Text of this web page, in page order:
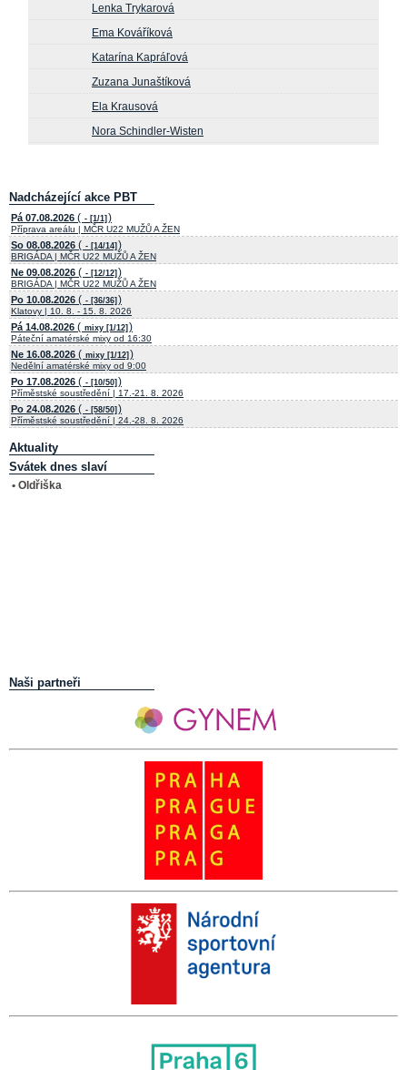
Lenka Trykarová
Ema Kováříková
Katarína Kapráľová
Zuzana Junaštíková
Ela Krausová
Nora Schindler-Wisten
Nadcházející akce PBT
Pá 07.08.2026 ( - [1/1] )
Příprava areálu | MČR U22 MUŽŮ A ŽEN
So 08.08.2026 ( - [14/14] )
BRIGÁDA | MČR U22 MUŽŮ A ŽEN
Ne 09.08.2026 ( - [12/12] )
BRIGÁDA | MČR U22 MUŽŮ A ŽEN
Po 10.08.2026 ( - [36/36] )
Klatovy | 10. 8. - 15. 8. 2026
Pá 14.08.2026 ( mixy [1/12] )
Páteční amatérské mixy od 16:30
Ne 16.08.2026 ( mixy [1/12] )
Nedělní amatérské mixy od 9:00
Po 17.08.2026 ( - [10/50] )
Příměstské soustředění | 17.-21. 8. 2026
Po 24.08.2026 ( - [58/50] )
Příměstské soustředění | 24.-28. 8. 2026
Aktuality
Svátek dnes slaví
• Oldřiška
Naši partneři